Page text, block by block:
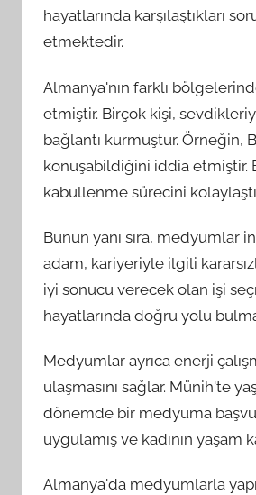
hayatlarında karşılaştıkları
etmektedir.
Almanya'nın farklı
etmiştir. Birçok kişi,
bağlantı kurmuştur. Örneğin,
konuşabildiğini iddia etmiştir.
kabullenme sürecini
Bunun yanı sıra, medyumlar
adam, kariyeriyle ilgili
iyi sonucu verecek olan işi
hayatlarında doğru yolu
Medyumlar ayrıca enerji
ulaşmasını sağlar. Münih'te
dönemde bir medyuma
uygulamış ve kadının yaşam
Almanya'da medyumlarla